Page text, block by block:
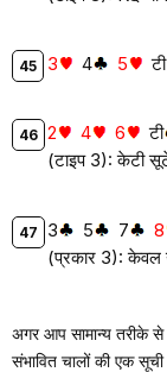
3 4 5 टी
2 4 6 टी
(टाइप 3): केटी
3 5 7 8
(प्रकार 3): केवल
अगर आप सामान्य तरीके
संभावित चालों की एक